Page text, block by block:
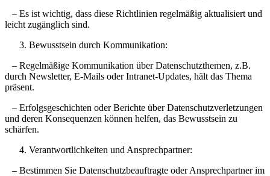
– Es ist wichtig, dass diese Richtlinien regelmäßig aktualisiert und
leicht zugänglich sind.
Bewusstsein durch Kommunikation:
– Regelmäßige Kommunikation über Datenschutzthemen, z.B.
durch Newsletter, E-Mails oder Intranet-Updates, hält das Thema
präsent.
– Erfolgsgeschichten oder Berichte über Datenschutzverletzungen
und deren Konsequenzen können helfen, das Bewusstsein zu
schärfen.
Verantwortlichkeiten und Ansprechpartner:
– Bestimmen Sie Datenschutzbeauftragte oder Ansprechpartner im